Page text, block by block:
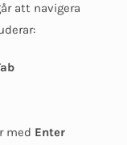
att navigera
med Enter